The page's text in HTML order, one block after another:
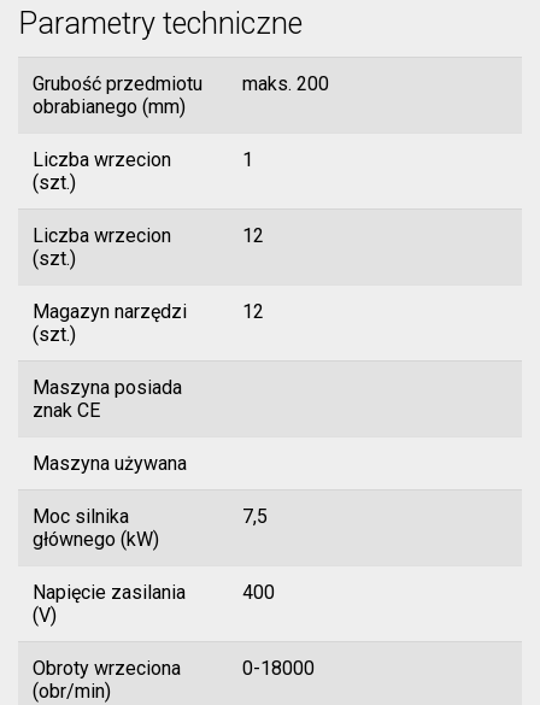
Parametry techniczne
Grubość przedmiotu
obrabianego (mm)
maks. 200
Liczba wrzecion
(szt.)
1
Liczba wrzecion
(szt.)
12
Magazyn narzędzi
(szt.)
12
Maszyna posiada
znak CE
Maszyna używana
Moc silnika
głównego (kW)
7,5
Napięcie zasilania
(V)
400
Obroty wrzeciona
(obr/min)
0-18000